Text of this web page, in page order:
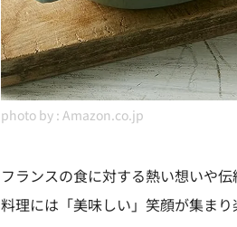
photo by : Amazon.co.jp
フランスの食に対する熱い想いや
料理には「美味しい」笑顔が集まり